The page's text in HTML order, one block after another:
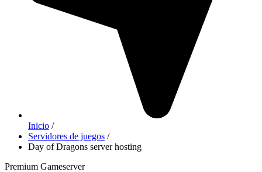
Inicio /
Servidores de juegos /
Day of Dragons server hosting
Premium Gameserver